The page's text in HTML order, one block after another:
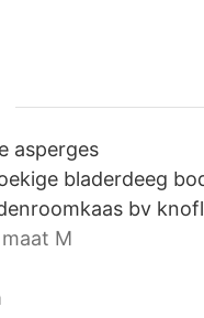
asperges
bladerdeeg
bv
maat M